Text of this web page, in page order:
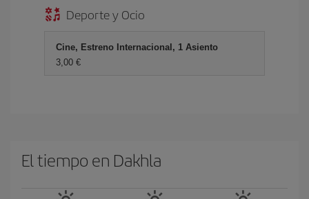
Deporte y Ocio
Cine, Estreno Internacional, 1 Asiento
3,00
El tiempo en Dakhla